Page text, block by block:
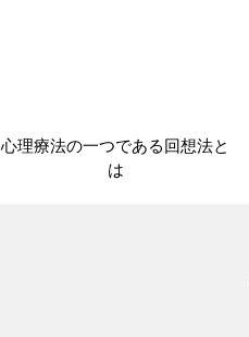
心理療法の一つである回想法と
は